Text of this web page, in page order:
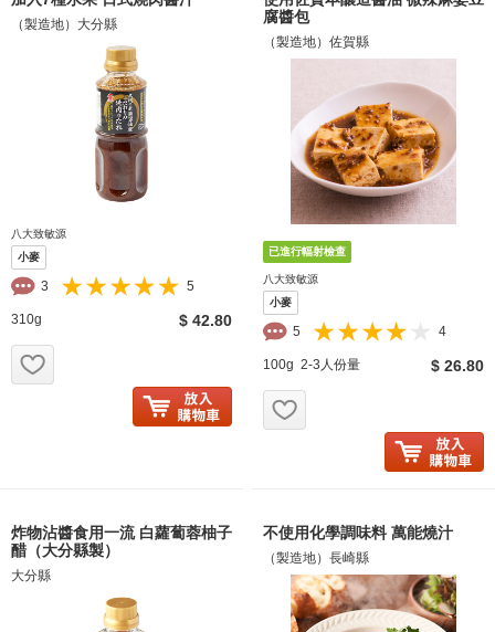
（製造地）大分縣
八大致敏源
小麥
3 5
310g $ 42.80
腐醬包
（製造地）佐賀縣
八大致敏源
小麥
5 4
100g 2-3人份量 $ 26.80
炸物沾醬食用一流 白蘿蔔蓉柚子
醋（大分縣製）
大分縣
不使用化學調味料 萬能燒汁
（製造地）長崎縣